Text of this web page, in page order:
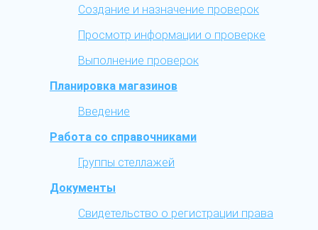
Создание и назначение проверок
Просмотр информации о проверке
Выполнение проверок
Планировка магазинов
Введение
Работа со справочниками
Группы стеллажей
Документы
Свидетельство о регистрации права